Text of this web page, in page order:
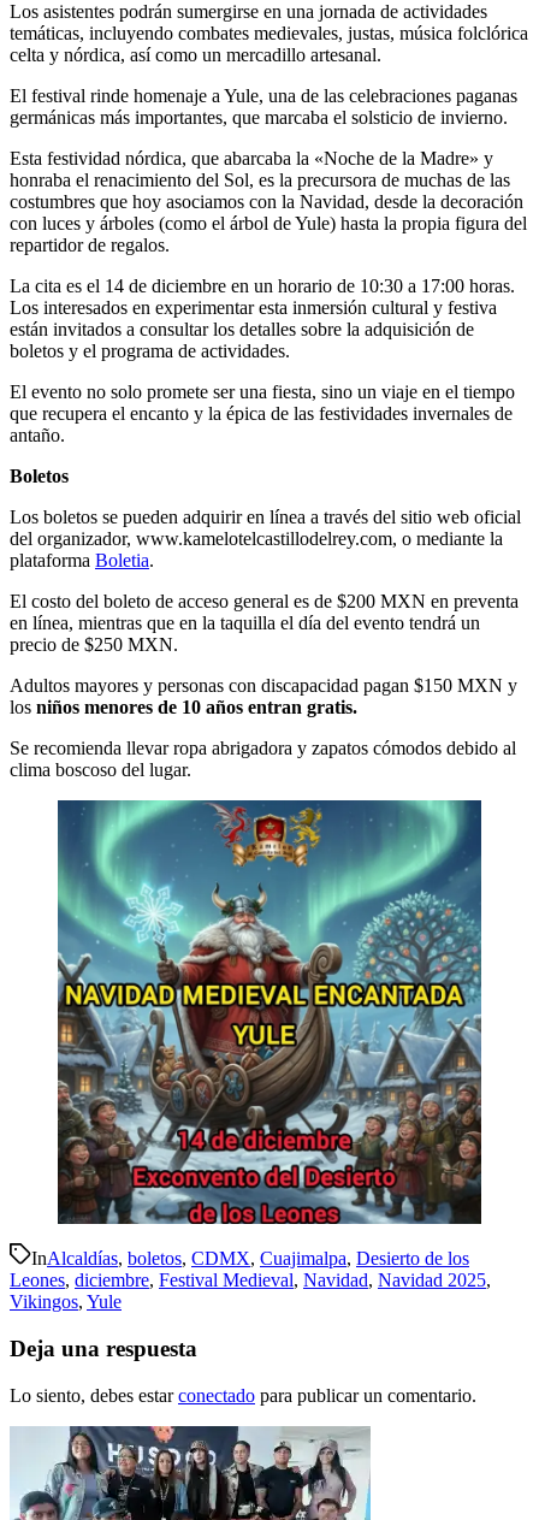
Los asistentes podrán sumergirse en una jornada de actividades
temáticas, incluyendo combates medievales, justas, música folclórica
celta y nórdica, así como un mercadillo artesanal.
El festival rinde homenaje a Yule, una de las celebraciones paganas
germánicas más importantes, que marcaba el solsticio de invierno.
Esta festividad nórdica, que abarcaba la «Noche de la Madre» y
honraba el renacimiento del Sol, es la precursora de muchas de las
costumbres que hoy asociamos con la Navidad, desde la decoración
con luces y árboles (como el árbol de Yule) hasta la propia figura del
repartidor de regalos.
La cita es el 14 de diciembre en un horario de 10:30 a 17:00 horas.
Los interesados en experimentar esta inmersión cultural y festiva
están invitados a consultar los detalles sobre la adquisición de
boletos y el programa de actividades.
El evento no solo promete ser una fiesta, sino un viaje en el tiempo
que recupera el encanto y la épica de las festividades invernales de
antaño.
Boletos
Los boletos se pueden adquirir en línea a través del sitio web oficial
del organizador, www.kamelotelcastillodelrey.com, o mediante la
plataforma Boletia.
El costo del boleto de acceso general es de $200 MXN en preventa
en línea, mientras que en la taquilla el día del evento tendrá un
precio de $250 MXN.
Adultos mayores y personas con discapacidad pagan $150 MXN y
los niños menores de 10 años entran gratis.
Se recomienda llevar ropa abrigadora y zapatos cómodos debido al
clima boscoso del lugar.
InAlcaldías, boletos, CDMX, Cuajimalpa, Desierto de los
Leones, diciembre, Festival Medieval, Navidad, Navidad 2025,
Vikingos, Yule
Deja una respuesta
Lo siento, debes estarconectado para publicar un comentario.